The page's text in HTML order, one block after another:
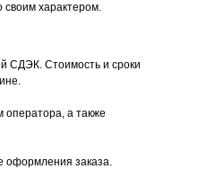
характером.
СДЭК. Стоимость и сроки
а также
оформления заказа.